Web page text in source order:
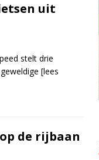
uit
stelt drie
[lees
de rijbaan